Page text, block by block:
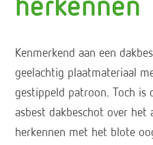
herkennen
Kenmerkend aan een
geelachtig plaatmateriaal
gestippeld patroon. Toch
asbest dakbeschot over het
herkennen met het blote